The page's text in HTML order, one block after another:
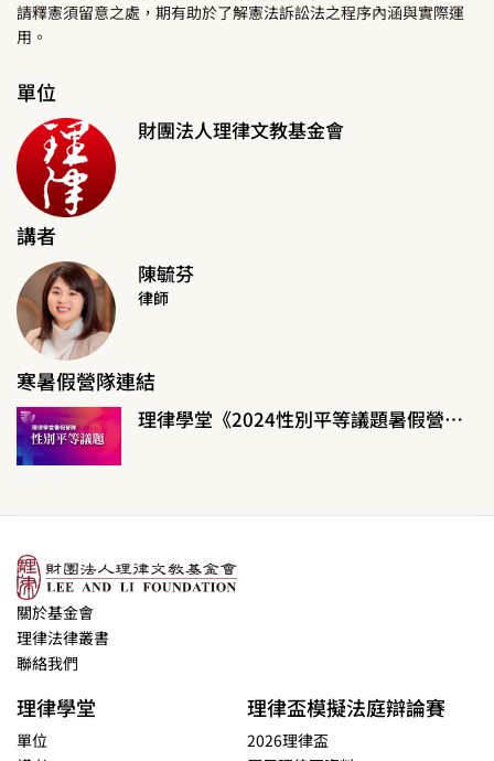
請釋憲須留意之處，期有助於了解憲法訴訟法之程序內涵與實際運
用。
單位
財團法人理律文教基金會
講者
陳毓芬
律師
寒暑假營隊連結
理律學堂《2024性別平等議題暑假營隊》
關於基金會
理律法律叢書
聯絡我們
理律學堂
單位
理律盃模擬法庭辯論賽
2026理律盃